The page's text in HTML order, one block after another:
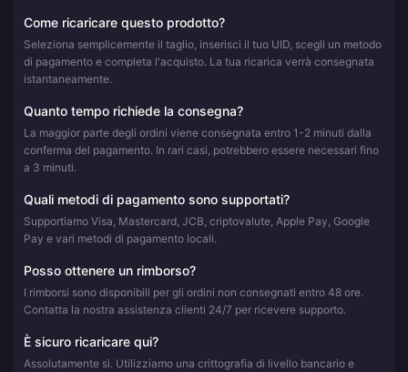
Come ricaricare questo prodotto?
Seleziona semplicemente il taglio, inserisci il tuo UID, scegli un metodo
di pagamento e completa l'acquisto. La tua ricarica verrà consegnata
istantaneamente.
Quanto tempo richiede la consegna?
La maggior parte degli ordini viene consegnata entro 1-2 minuti dalla
conferma del pagamento. In rari casi, potrebbero essere necessari fino
a 3 minuti.
Quali metodi di pagamento sono supportati?
Supportiamo Visa, Mastercard, JCB, criptovalute, Apple Pay, Google
Pay e vari metodi di pagamento locali.
Posso ottenere un rimborso?
I rimborsi sono disponibili per gli ordini non consegnati entro 48 ore.
Contatta la nostra assistenza clienti 24/7 per ricevere supporto.
È sicuro ricaricare qui?
Assolutamente sì. Utilizziamo una crittografia di livello bancario e